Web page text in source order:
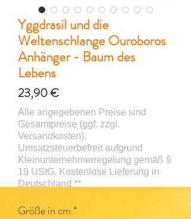
Yggdrasil und die
Weltenschlange Ouroboros
Anhänger - Baum des
Lebens
23,90 €Preis
Größe in cm *